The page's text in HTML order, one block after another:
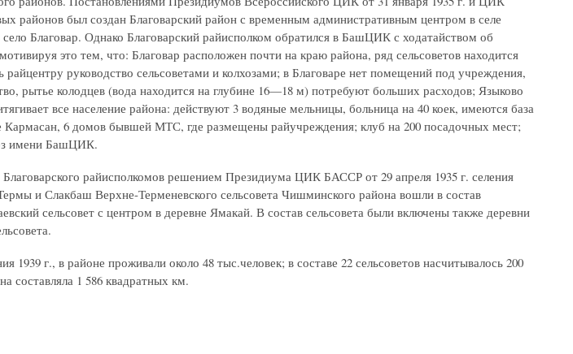
районов был создан Благоварский район с временным административным центром в селе
Благовар. Однако Благоварский райисполком обратился в БашЦИК с ходатайством об
это тем, что: Благовар расположен почти на краю района, ряд сельсоветов находится
райцентру руководство сельсоветами и колхозами; в Благоваре нет помещений под учреждения,
рытье колодцев (вода находится на глубине 16—18 м) потребуют больших расходов; Языково
все население района: действуют 3 водяные мельницы, больница на 40 коек, имеются база
Кармасан, 6 домов бывшей МТС, где размещены райучреждения; клуб на 200 посадочных мест;
имени БашЦИК.
райисполкомов решением Президиума ЦИК БАССР от 29 апреля 1935 г. селения
и Слакбаш Верхне-Терменевского сельсовета Чишминского района вошли в состав
сельсовет с центром в деревне Ямакай. В состав сельсовета были включены также деревни
г., в районе проживали около 48 тыс.человек; в составе 22 сельсоветов насчитывалось 200
составляла 1 586 квадратных км.